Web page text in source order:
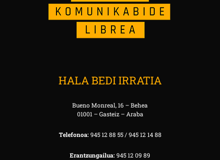
HALA BEDI IRRATIA
Bueno Monreal, 16 – Behea
01001 – Gasteiz – Araba
Telefonoa:945 12 88 55 / 945 12 14 88
Erantzungailua:945 12 09 89